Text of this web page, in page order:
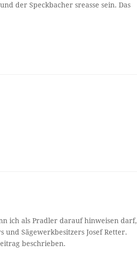
der Speckbacher sreasse sein. Das
ich als Pradler darauf hinweisen darf,
und Sägewerkbesitzers Josef Retter.
beschrieben.